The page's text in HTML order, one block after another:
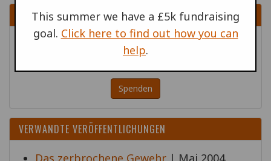
This summer we have a £5k fundraising
goal. Click here to find out how you can
help.
SPENDEN
Bitte helfen Sie uns, antimilitaristische
Action auf der ganzen Welt zu unterstützen!
Spenden
VERWANDTE VERÖFFENTLICHUNGEN
Das zerbrochene Gewehr | Mai 2004